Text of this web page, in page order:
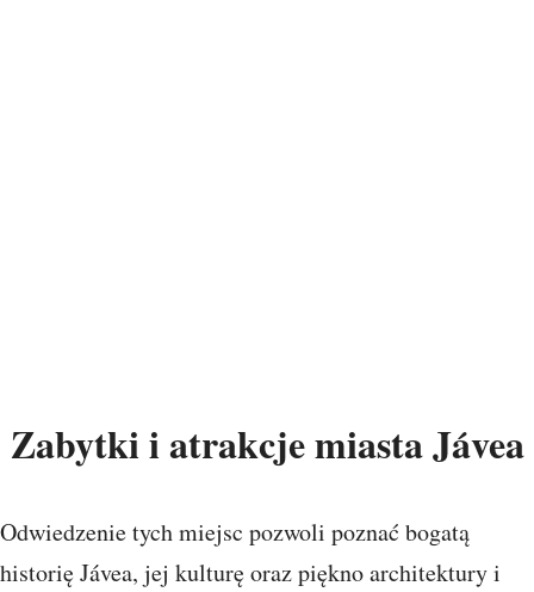
Zabytki i atrakcje miasta Jávea
Odwiedzenie tych miejsc pozwoli poznać bogatą
historię Jávea, jej kulturę oraz piękno architektury i